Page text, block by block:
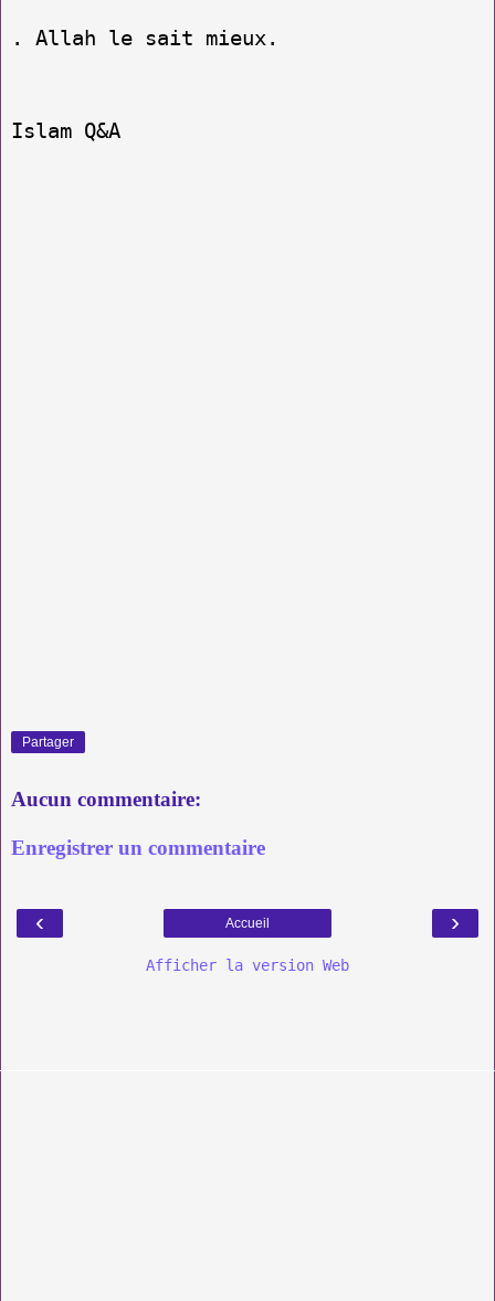
. Allah le sait mieux.
Islam Q&A
Partager
Aucun commentaire:
Enregistrer un commentaire
‹ ›
Accueil
Afficher la version Web